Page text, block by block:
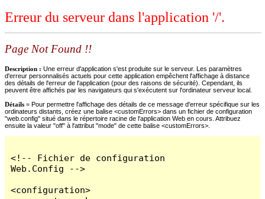
Erreur du serveur dans l'application '/'.
Page Not Found !!
Description : Une erreur d'application s'est produite sur le serveur. Les paramètres
d'erreur personnalisés actuels pour cette application empêchent l'affichage à distance
des détails de l'erreur de l'application (pour des raisons de sécurité). Cependant, ils
peuvent être affichés par les navigateurs qui s'exécutent sur l'ordinateur serveur local.
Détails = Pour permettre l'affichage des détails de ce message d'erreur spécifique sur les
ordinateurs distants, créez une balise <customErrors> dans un fichier de configuration
"web.config" situé dans le répertoire racine de l'application Web en cours. Attribuez
ensuite la valeur "off" à l'attribut "mode" de cette balise <customErrors>.
<!-- Fichier de configuration
Web.Config -->
<configuration>